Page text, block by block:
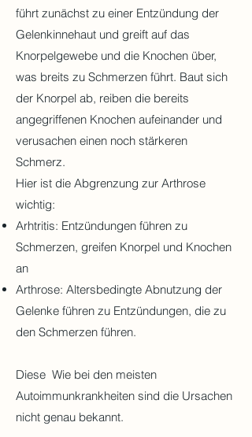
führt zunächst zu einer Entzündung der
Gelenkinnehaut und greift auf das
Knorpelgewebe und die Knochen über,
was breits zu Schmerzen führt. Baut sich
der Knorpel ab, reiben die bereits
angegriffenen Knochen aufeinander und
verusachen einen noch stärkeren
Schmerz.
Hier ist die Abgrenzung zur Arthrose
wichtig:
Arhtritis: Entzündungen führen zu
Schmerzen, greifen Knorpel und Knochen
an
Arthrose: Altersbedingte Abnutzung der
Gelenke führen zu Entzündungen, die zu
den Schmerzen führen.
Diese Wie bei den meisten
Autoimmunkrankheiten sind die Ursachen
nicht genau bekannt.